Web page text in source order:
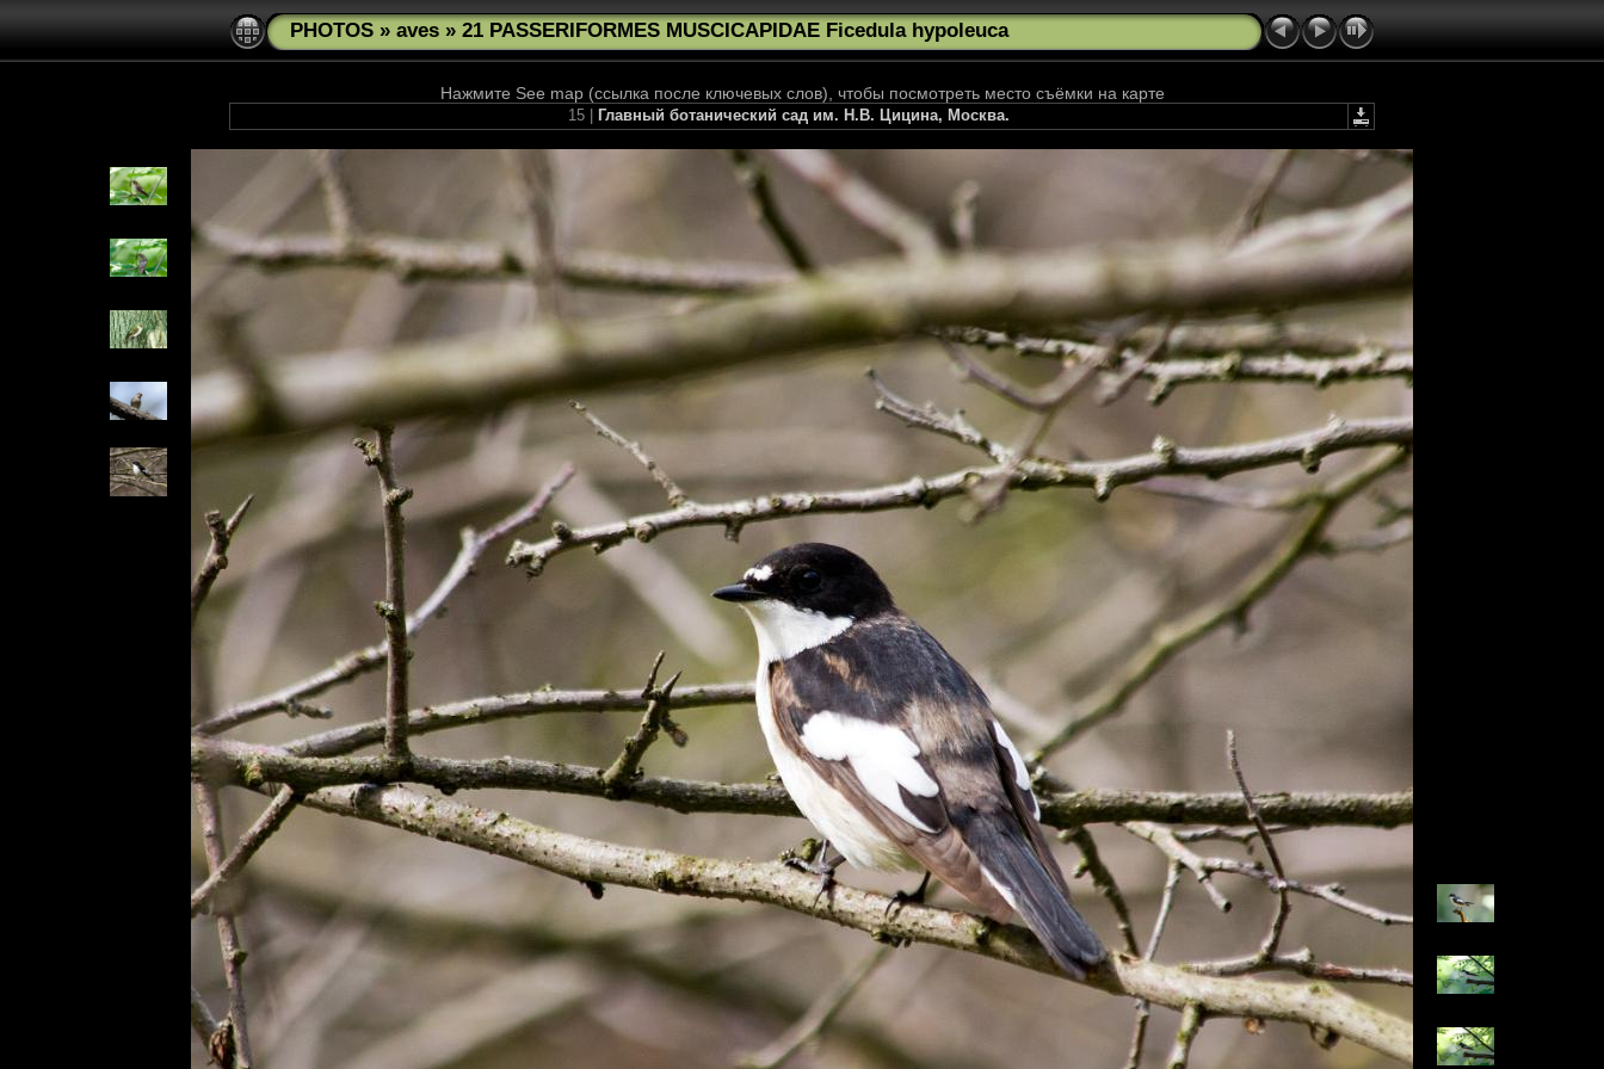
PHOTOS » aves » 21 PASSERIFORMES MUSCICAPIDAE Ficedula hypoleuca
Нажмите See map (ссылка после ключевых слов), чтобы посмотреть место съёмки на карте
15 | Главный ботанический сад им. Н.В. Цицина, Москва.